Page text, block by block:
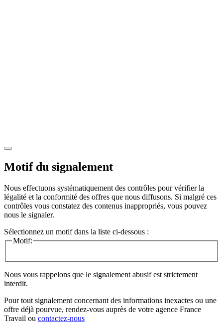
Motif du signalement
Nous effectuons systématiquement des contrôles pour vérifier la
légalité et la conformité des offres que nous diffusons. Si malgré ces
contrôles vous constatez des contenus inappropriés, vous pouvez
nous le signaler.
Sélectionnez un motif dans la liste ci-dessous :
Motif:
Nous vous rappelons que le signalement abusif est strictement
interdit.
Pour tout signalement concernant des informations inexactes ou une
offre déjà pourvue, rendez-vous auprès de votre agence France
Travail ou contactez-nous